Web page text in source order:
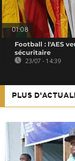
01:08
Football : l'AES
sécuritaire
23/07 - 14:39
PLUS